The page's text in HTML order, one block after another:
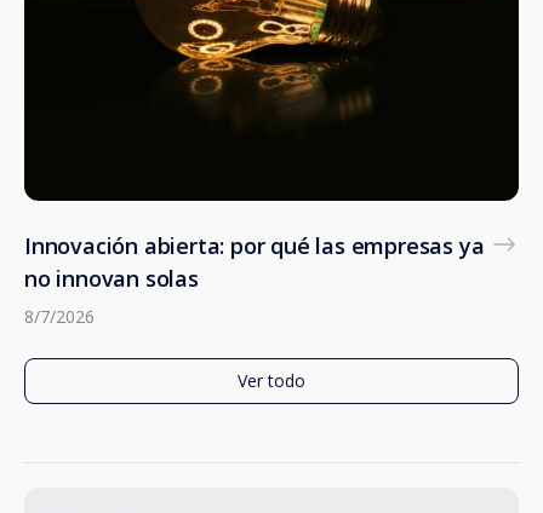
Innovación abierta: por qué las empresas ya
no innovan solas
8/7/2026
Ver todo